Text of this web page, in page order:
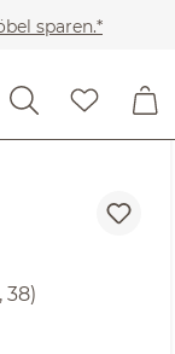
sparen.*
5 Sternen
38)